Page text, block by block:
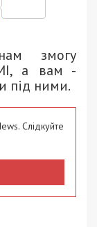
змогу
а вам -
під ними.
Слідкуйте